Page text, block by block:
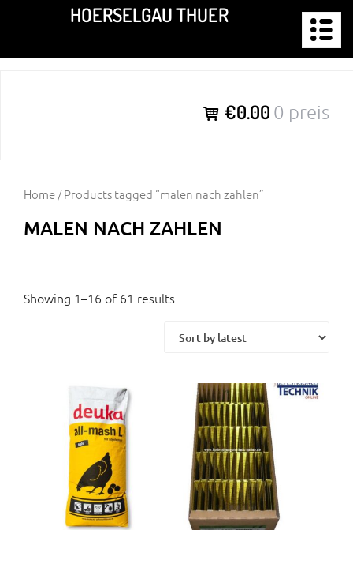
springen
HOERSELGAU THUER
€0.00 0 preis
Home/ Products tagged “malen nach zahlen”
MALEN NACH ZAHLEN
Showing 1–16 of 61 results